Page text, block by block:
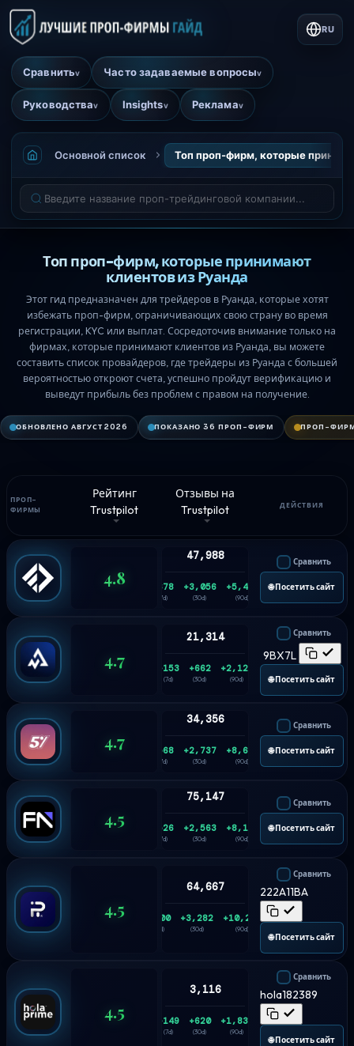
Сравнитьv Часто задаваемые вопросыv
Руководстваv Insightsv Рекламаv
RU
Основной список Топ проп-фирм, которые
Топ проп-фирм, которые принимают
клиентов из Руанда
Этот гид предназначен для трейдеров в Руанда, которые хотят
избежать проп-фирм, ограничивающих свою страну во время
регистрации, KYC или выплат. Сосредоточив внимание только на
фирмах, которые принимают клиентов из Руанда, вы можете
составить список провайдеров, где трейдеры из Руанда с большей
вероятностью откроют счета, успешно пройдут верификацию и
выведут прибыль без проблем с правом на получение.
ОБНОВЛЕНО АВГУСТ 2026 ПОКАЗАНО 36 ПРОП-ФИРМ ПРОП-
ПРОП-
ФИРМЫ
Рейтинг
Trustpilot
Отзывы на
Trustpilot
ДЕЙСТВИЯ
4.8
47,988
+678
(7d)
+3,056
(30d)
+5,457
(90d)
Сравнить
🌐 Посетить сайт
4.7
21,314
+153
(7d)
+662
(30d)
+2,127
(90d)
Сравнить
9BX7L
🌐 Посетить сайт
4.7
34,356
+568
(7d)
+2,737
(30d)
+8,641
(90d)
Сравнить
🌐 Посетить сайт
4.5
75,147
+526
(7d)
+2,563
(30d)
+8,195
(90d)
Сравнить
🌐 Посетить сайт
4.5
64,667
+700
(7d)
+3,282
(30d)
+10,237
(90d)
Сравнить
222A11BA
🌐 Посетить сайт
4.5
3,116
+149
(7d)
+620
(30d)
+1,835
(90d)
Сравнить
hola182389
🌐 Посетить сайт